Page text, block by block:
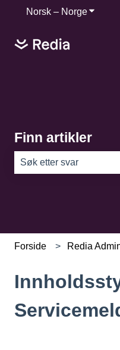
Norsk – NorgeVis
Finn artikler
Forside Redia